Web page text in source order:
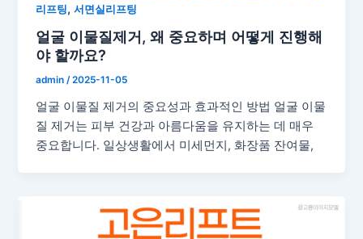
리프팅,서면실리프팅
얼굴 이물질제거, 왜 중요하며 어떻게 진행해
야 할까요?
admin/2025-11-05
얼굴 이물질 제거의 중요성과 효과적인 방법 얼굴 이물
질 제거는 피부 건강과 아름다움을 유지하는 데 매우
중요합니다. 일상생활에서 미세먼지, 화장품 잔여물,